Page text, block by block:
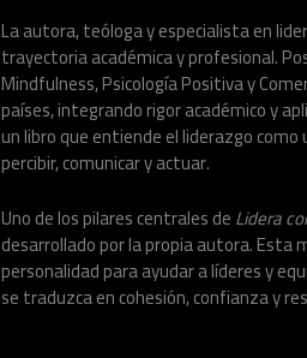
La autora, teóloga y especialista en
trayectoria académica y profesional.
Mindfulness, Psicología Positiva y
países, integrando rigor académico y
un libro que entiende el liderazgo
percibir, comunicar y actuar.
Uno de los pilares centrales deLidera
desarrollado por la propia autora.
personalidad para ayudar a líderes y
se traduzca en cohesión, confianza y